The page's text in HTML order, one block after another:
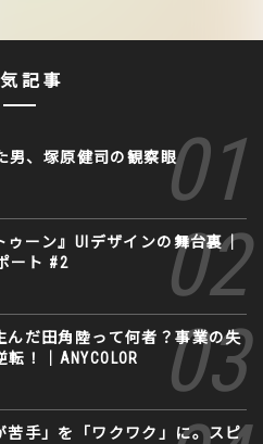
記事
男、塚原健司の観察眼
ゥーン』UIデザインの舞台裏｜
ート #2
んだ田角陸って何者？事業の失
！｜ANYCOLOR
苦手」を「ワクワク」に。スピ